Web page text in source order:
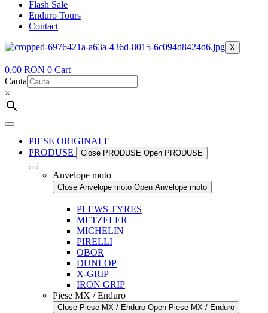
Flash Sale
Enduro Tours
Contact
X
0.00 RON 0 Cart
Cauta
×
PIESE ORIGINALE
PRODUSE
Close PRODUSE Open PRODUSE
Anvelope moto
Close Anvelope moto Open Anvelope moto
PLEWS TYRES
METZELER
MICHELIN
PIRELLI
OBOR
DUNLOP
X-GRIP
IRON GRIP
Piese MX / Enduro
Close Piese MX / Enduro Open Piese MX / Enduro